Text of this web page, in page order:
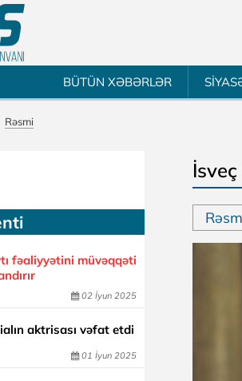
BÜTÜN XƏBƏRLƏR
Rəsmi
fəaliyyətini müvəqqəti
02 İyun 2025
aktrisası vəfat etdi
01 İyun 2025